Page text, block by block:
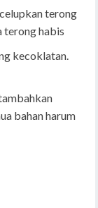
terong
terong habis
kecoklatan.
bahan harum